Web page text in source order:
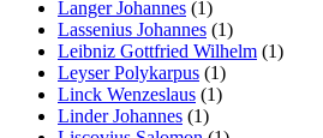
Langer Johannes (1)
Lassenius Johannes (1)
Leibniz Gottfried Wilhelm (1)
Leyser Polykarpus (1)
Linck Wenzeslaus (1)
Linder Johannes (1)